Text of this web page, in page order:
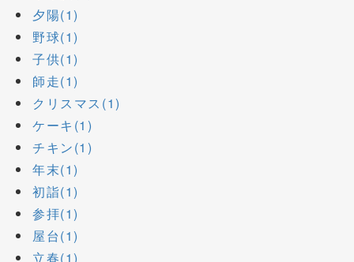
夕陽(1)
野球(1)
子供(1)
師走(1)
クリスマス(1)
ケーキ(1)
チキン(1)
年末(1)
初詣(1)
参拝(1)
屋台(1)
立春(1)